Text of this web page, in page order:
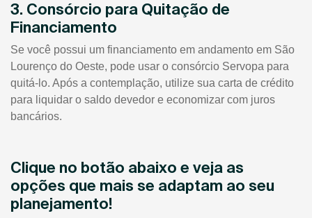
3. Consórcio para Quitação de
Financiamento
Se você possui um financiamento em andamento em São
Lourenço do Oeste, pode usar o consórcio Servopa para
quitá-lo. Após a contemplação, utilize sua carta de crédito
para liquidar o saldo devedor e economizar com juros
bancários.
Clique no botão abaixo e veja as
opções que mais se adaptam ao seu
planejamento!